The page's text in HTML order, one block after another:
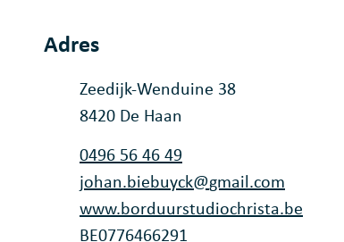
Adres
AdresZeedijk-Wenduine 38
,8420 De Haan
0496 56 46 49
E-mailjohan.biebuyck@gmail.com
Websitewww.borduurstudiochrista.be
Ondernemingsnummer
BE0776466291